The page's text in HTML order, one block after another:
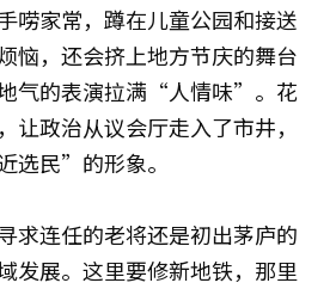
唠家常，蹲在儿童公园和接送
恼，还会挤上地方节庆的舞台
气的表演拉满“人情味”。花
让政治从议会厅走入了市井，
选民”的形象。
求连任的老将还是初出茅庐的
发展。这里要修新地铁，那里